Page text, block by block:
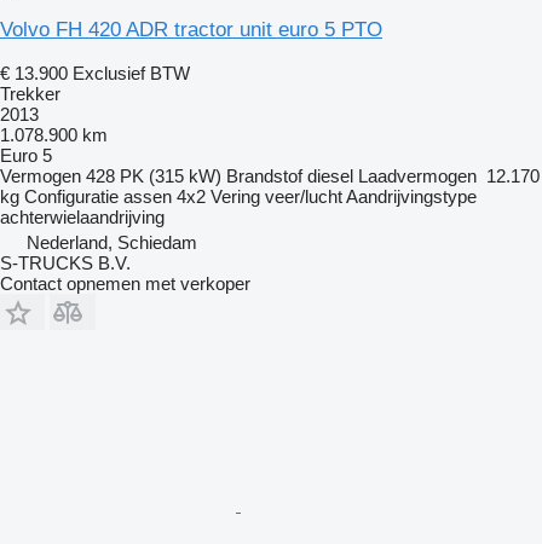
Volvo FH 420 ADR tractor unit euro 5 PTO
€ 13.900 Exclusief BTW
Trekker
2013
1.078.900 km
Euro 5
Vermogen 428 PK (315 kW) Brandstof diesel Laadvermogen 12.170
kg Configuratie assen 4x2 Vering veer/luchtAandrijvingstype
achterwielaandrijving
Nederland, Schiedam
S-TRUCKS B.V.
Contact opnemen met verkoper